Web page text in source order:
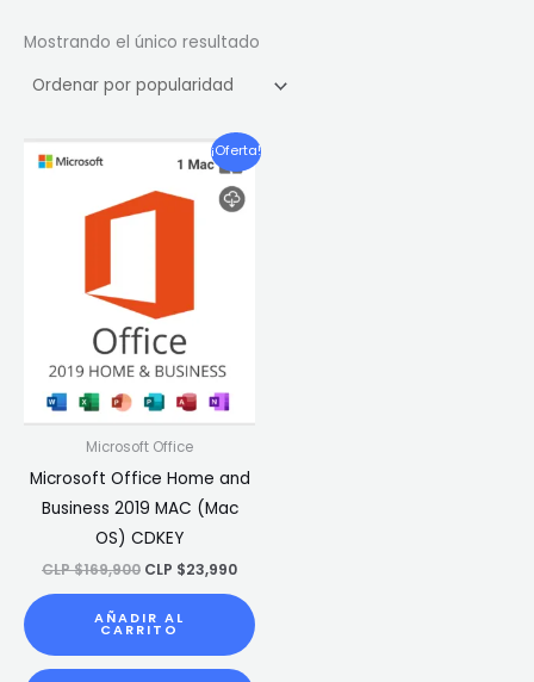
Mostrando el único resultado
¡Oferta!
Microsoft Office
Microsoft Office Home and
Business 2019 MAC (Mac
OS) CDKEY
CLP $169,900
precio
CLP $23,990
El
precio
actual
es:
AÑADIR AL
CARRITO